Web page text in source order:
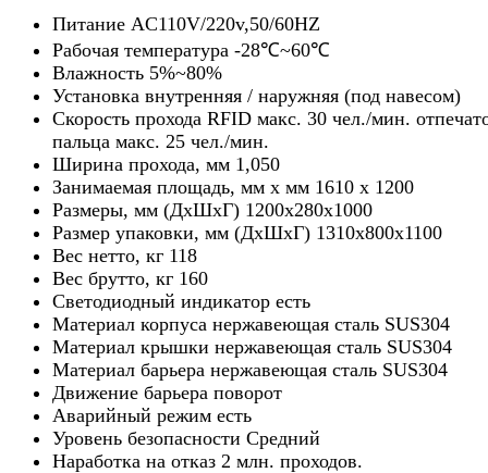
Питание AC110V/220v,50/60HZ
Рабочая температура -28℃~60℃
Влажность 5%~80%
Установка внутренняя / наружняя (под навесом)
Скорость прохода RFID макс. 30 чел./мин.
пальца макс. 25 чел./мин.
Ширина прохода, мм 1,050
Занимаемая площадь, мм х мм 1610 х 1200
Размеры, мм (ДхШхГ) 1200х280х1000
Размер упаковки, мм (ДхШхГ) 1310х800х1100
Вес нетто, кг 118
Вес брутто, кг 160
Светодиодный индикатор есть
Материал корпуса нержавеющая сталь SUS304
Материал крышки нержавеющая сталь SUS304
Материал барьера нержавеющая сталь SUS304
Движение барьера поворот
Аварийный режим есть
Уровень безопасности Средний
Наработка на отказ 2 млн. проходов.